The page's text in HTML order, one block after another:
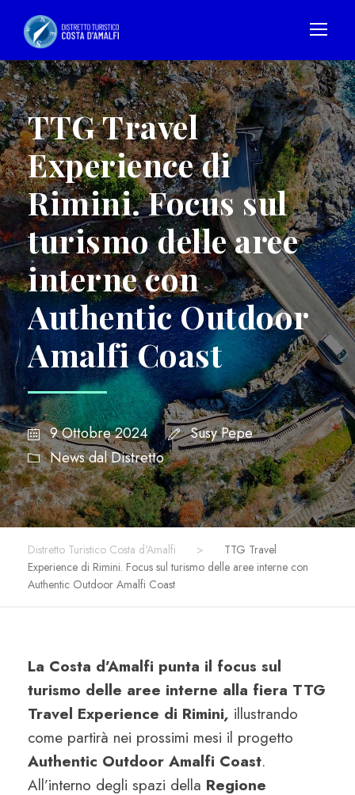
TTG Travel
Experience di
Rimini. Focus sul
turismo delle aree
interne con
Authentic Outdoor
Amalfi Coast
9 Ottobre 2024
Susy Pepe
News dal Distretto
Distretto Turistico Costa d'Amalfi >
TTG Travel
Experience di Rimini. Focus sul turismo delle aree interne con
Authentic Outdoor Amalfi Coast
La Costa d’Amalfi punta il focus sul
turismo delle aree interne alla fiera TTG
Travel Experience di Rimini, illustrando
come partirà nei prossimi mesi il progetto
Authentic Outdoor Amalfi Coast.
All’interno degli spazi della Regione